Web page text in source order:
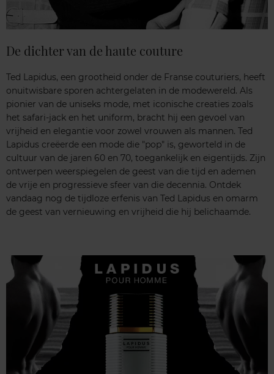
De dichter van de haute couture
Ted Lapidus, een grootheid onder de Franse couturiers, heeft
onuitwisbare sporen achtergelaten in de modewereld. Als
pionier van de uniseks mode, met iconische creaties zoals
het safari-jack en het uniform, bracht hij een gevoel van
vrijheid en elegantie voor zowel vrouwen als mannen. Ted
Lapidus creëerde een mode die "pop" is, geworteld in de
cultuur van de jaren 60 en 70, toegankelijk en eigentijds. Zijn
ontwerpen weerspiegelen de geest van die tijd en ademen
de vrije en progressieve sfeer van die decennia. Ontdek
vandaag nog de tijdloze erfenis van Ted Lapidus en omarm
de geest van vernieuwing en vrijheid die hij belichaamde.